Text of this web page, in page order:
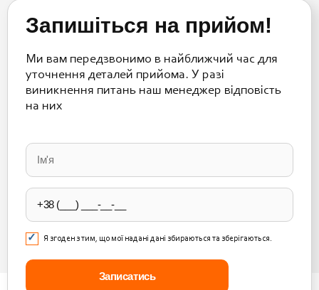
Запишіться на прийом!
Ми вам передзвонимо в найближчий час для
уточнення деталей прийома. У разі
виникнення питань наш менеджер відповість
на них
leave
this
field
empty.
Я згоден з тим, що мої надані дані збираються та зберігаються.